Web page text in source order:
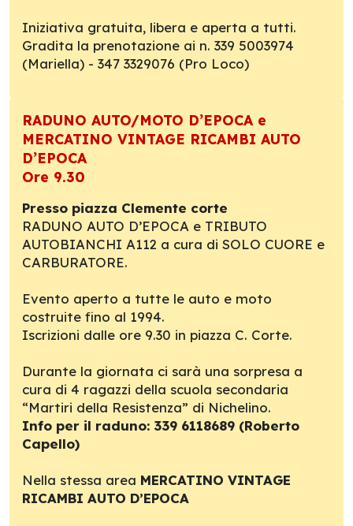
Iniziativa gratuita, libera e aperta a tutti.
Gradita la prenotazione ai n. 339 5003974
(Mariella) - 347 3329076 (Pro Loco)
RADUNO AUTO/MOTO D’EPOCA e
MERCATINO VINTAGE RICAMBI AUTO
D’EPOCA
Ore 9.30
Presso piazza Clemente corte
RADUNO AUTO D’EPOCA e TRIBUTO
AUTOBIANCHI A112 a cura di SOLO CUORE e
CARBURATORE.
Evento aperto a tutte le auto e moto
costruite fino al 1994.
Iscrizioni dalle ore 9.30 in piazza C. Corte.
Durante la giornata ci sarà una sorpresa a
cura di 4 ragazzi della scuola secondaria
“Martiri della Resistenza” di Nichelino.
Info per il raduno: 339 6118689 (Roberto
Capello)
Nella stessa area MERCATINO VINTAGE
RICAMBI AUTO D’EPOCA